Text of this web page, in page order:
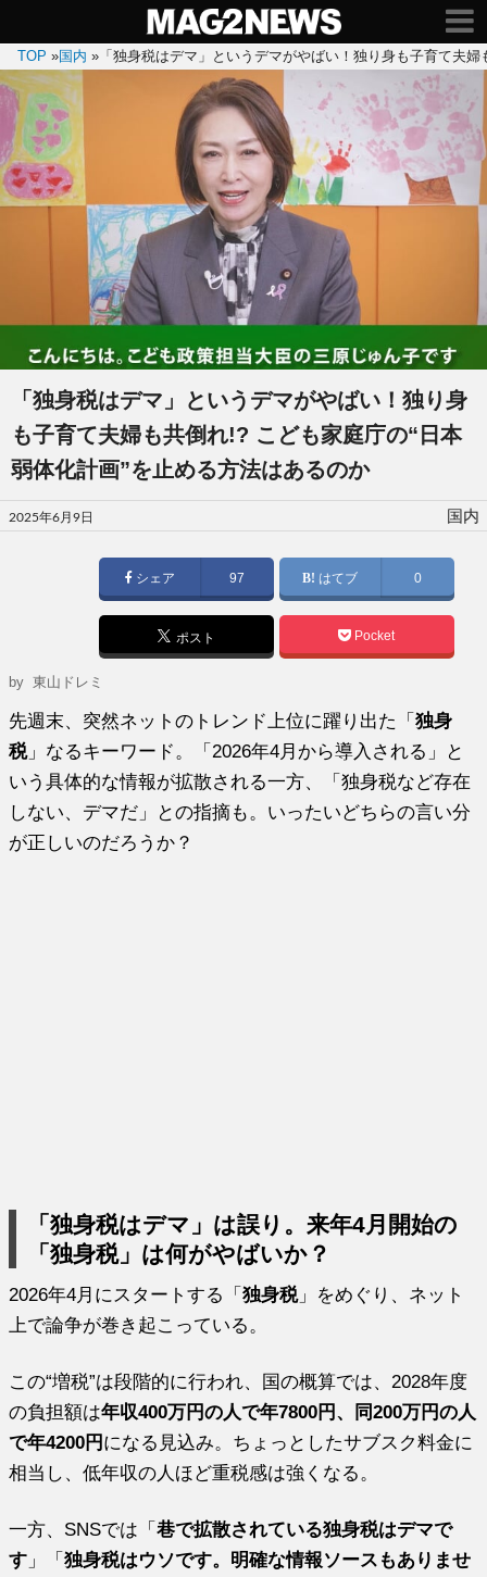
TOP »国内 » 「独身税はデマ」というデマがやばい！独り身も子育て夫
「独身税はデマ」というデマがやばい！独り身
も子育て夫婦も共倒れ!? こども家庭庁の“日本
弱体化計画”を止める方法はあるのか
投
稿
2025年6月9日 国内
シェア 97 はてブ 0
ポスト Pocket
by 東山ドレミ
先週末、突然ネットのトレンド上位に躍り出た「独身
税」なるキーワード。「2026年4月から導入される」と
いう具体的な情報が拡散される一方、「独身税など存在
しない、デマだ」との指摘も。いったいどちらの言い分
が正しいのだろうか？
「独身税はデマ」は誤り。来年4月開始の
「独身税」は何がやばいか？
2026年4月にスタートする「独身税」をめぐり、ネット
上で論争が巻き起こっている。
この“増税”は段階的に行われ、国の概算では、2028年度
の負担額は年収400万円の人で年7800円、同200万円の人
で年4200円 になる見込み。ちょっとしたサブスク料金に
相当し、低年収の人ほど重税感は強くなる。
一方、SNSでは「巷で拡散されている独身税はデマで
す 」「独身税はウソです。明確な情報ソースもありませ